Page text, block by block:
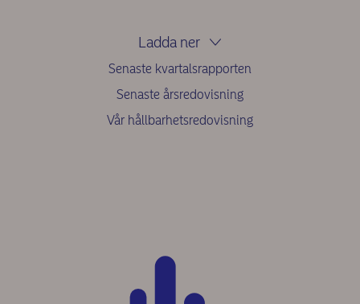
Ladda ner
Senaste kvartalsrapporten
Senaste årsredovisning
Vår hållbarhetsredovisning